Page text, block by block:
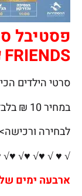
פסטיבל
FRIENDS 🎬
סרטי הילדים
במחיר 10 ₪ בלבד לכרטיס! בכל רחבי הארץ
לבחירה
♥√ ♥√ ♥√ ♥√ ♥
ארבעה ימים